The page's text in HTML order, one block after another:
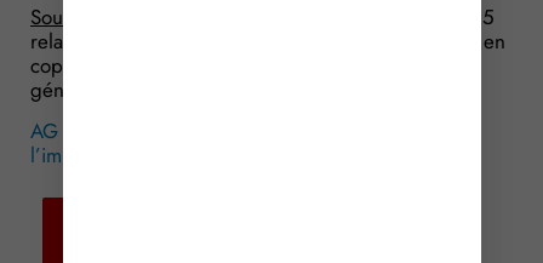
Source
: Décret n° 2015-1681 du 15 décembre 2015
relatif à l’information des occupants des immeubles en
copropriété des décisions prises par l’assemblée
générale
AG de copropriété : l’information des occupants de
l’immeuble